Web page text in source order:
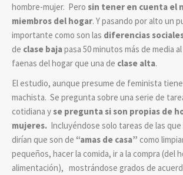
hombre-mujer. Pero sin tener en cuenta el
miembros del hogar. Y pasando por alto un
importante como son las diferencias
de clase bajapasa 50 minutos más de media
faenas del hogar que una de clase alta.
El estudio, aunque presume de feminista
machista. Se pregunta sobre una serie de
cotidiana y se pregunta si son propias de
mujeres. Incluyéndose solo tareas de las
dirían que son de “amas de casa” como
pequeños, hacer la comida, ir a la compra (del
alimentación), mostrándose grados de